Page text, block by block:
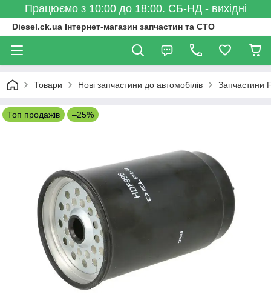
Працюємо з 10:00 до 18:00. СБ-НД - вихідні
Diesel.ck.ua Інтернет-магазин запчастин та СТО
Товари Нові запчастини до автомобілів Запчастини
Топ продажів –25%